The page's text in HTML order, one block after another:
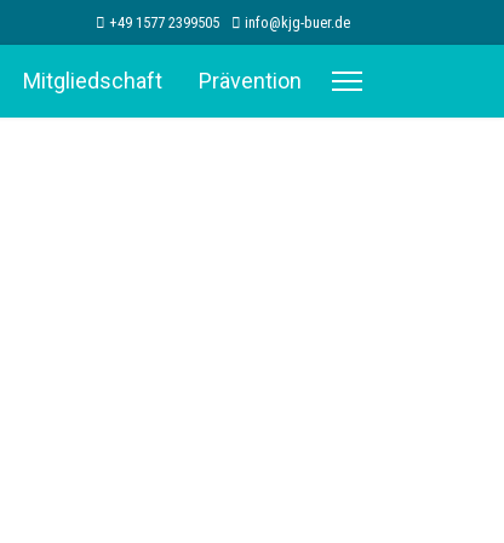
+49 1577 2399505 info@kjg-buer.de
Mitgliedschaft Prävention